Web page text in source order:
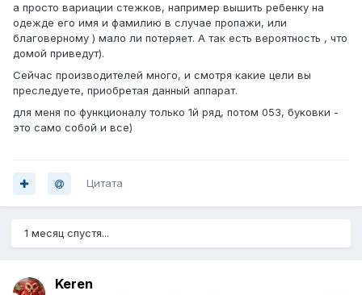
а просто вариации стежков, например вышить ребенку на
одежде его имя и фамилию в случае пропажи, или
благоверному ) мало ли потеряет. А так есть вероятность , что
домой приведут).
Сейчас производителей много, и смотря какие цели вы
преследуете, приобретая данный аппарат.
для меня по функционалу только 1й ряд, потом 053, буковки -
это само собой и все)
Цитата
1 месяц спустя...
Keren